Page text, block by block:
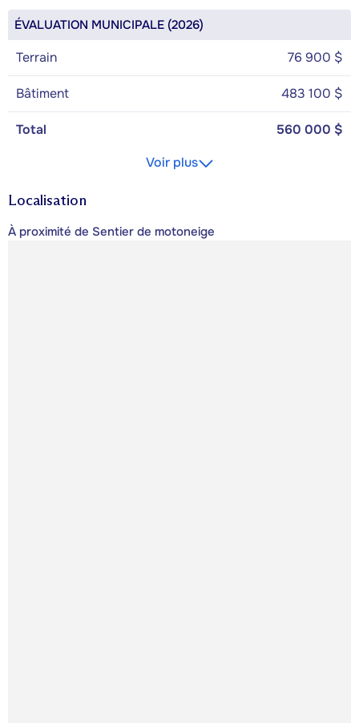
ÉVALUATION MUNICIPALE (2026)
Terrain 76 900 $
Bâtiment 483 100 $
Total
560 000 $
Voir plus
Localisation
À proximité de Sentier de motoneige